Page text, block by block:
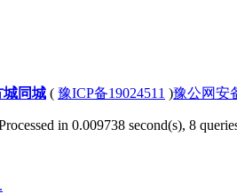
城同城 ( 豫ICP备19024511 )豫公网安
in 0.009738 second(s), 8